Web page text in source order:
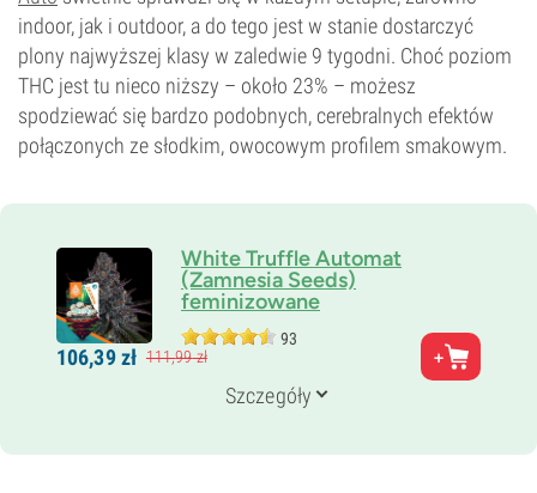
indoor, jak i outdoor, a do tego jest w stanie dostarczyć
plony najwyższej klasy w zaledwie 9 tygodni. Choć poziom
THC jest tu nieco niższy – około 23% – możesz
spodziewać się bardzo podobnych, cerebralnych efektów
połączonych ze słodkim, owocowym profilem smakowym.
White Truffle Automat
(Zamnesia Seeds)
feminizowane
93
Rodzice
GG x Peanut Butter Breath x Ruderalis
40% Sativa
8–9 tygodni od nasiona do zbiorów
106,39zł 111,99zł
Szczegóły